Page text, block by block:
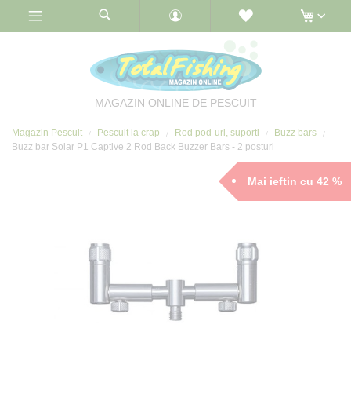
MAGAZIN ONLINE DE PESCUIT
Magazin Pescuit Pescuit la crap Rod pod-uri, suporti
Buzz bars
Buzz bar Solar P1 Captive 2 Rod Back Buzzer Bars - 2 posturi
Mai ieftin cu 42 %